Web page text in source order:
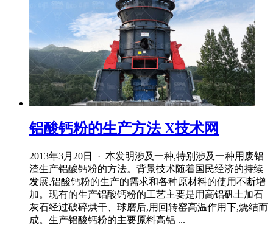
铝酸钙粉的生产方法 X技术网
2013年3月20日 · 本发明涉及一种,特别涉及一种用废铝
渣生产铝酸钙粉的方法。背景技术随着国民经济的持续
发展,铝酸钙粉的生产的需求和各种原材料的使用不断增
加。现有的生产铝酸钙粉的工艺主要是用高铝矾土加石
灰石经过破碎烘干、球磨后,用回转窑高温作用下,烧结而
成。生产铝酸钙粉的主要原料高铝 ...